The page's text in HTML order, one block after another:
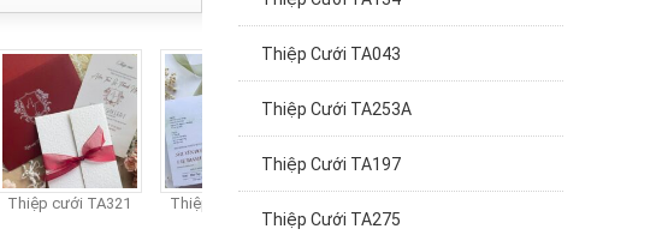
Thiệp cưới TA321 Thiệp cưới TA320